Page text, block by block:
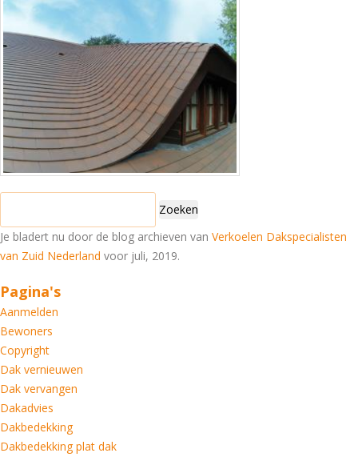
Je bladert nu door de blog archieven van Verkoelen Dakspecialisten
van Zuid Nederland voor juli, 2019.
Pagina's
Aanmelden
Bewoners
Copyright
Dak vernieuwen
Dak vervangen
Dakadvies
Dakbedekking
Dakbedekking plat dak